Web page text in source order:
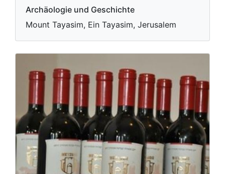
Archäologie und Geschichte
Mount Tayasim, Ein Tayasim, Jerusalem